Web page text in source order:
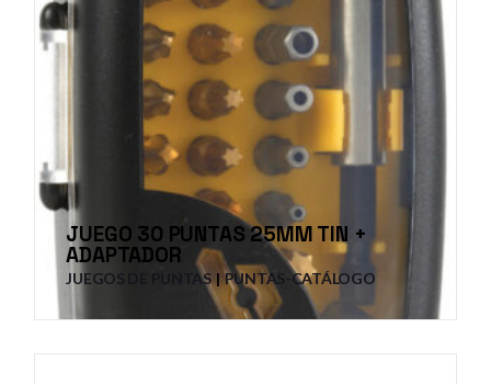
JUEGO 30 PUNTAS 25MM TIN +
ADAPTADOR
JUEGOS DE PUNTAS PUNTAS-CATÁLOGO